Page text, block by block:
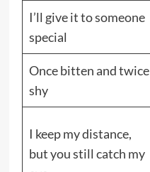
I’ll give it to someone
special
Once bitten and twice
shy
I keep my distance,
but you still catch my